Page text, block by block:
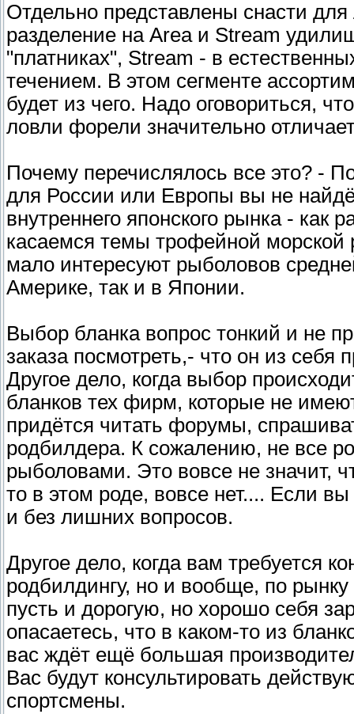
Отдельно представлены снасти
разделение на Area и Stream
"платниках", Stream - в
течением. В этом сегменте
будет из чего. Надо оговориться,
ловли форели значительно
Почему перечислялось все это? -
для России или Европы вы не
внутреннего японского рынка -
касаемся темы трофейной морской
мало интересуют рыболовов
Америке, так и в Японии.
Выбор бланка вопрос тонкий и не
заказа посмотреть,- что он из себя
Другое дело, когда выбор
бланков тех фирм, которые не
придётся читать форумы,
родбилдера. К сожалению, не все
рыболовами. Это вовсе не значит,
то в этом роде, вовсе нет.... Если
и без лишних вопросов.
Другое дело, когда вам требуется
родбилдингу, но и вообще, по
пусть и дорогую, но хорошо себя
опасаетесь, что в каком-то из
вас ждёт ещё большая
Вас будут консультировать
спортсмены.